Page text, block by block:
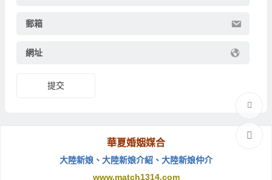
郵箱
網址
提交
華夏婚姻媒合
大陸新娘 、 大陸新娘介紹 、 大陸新娘仲介
www.match1314.com